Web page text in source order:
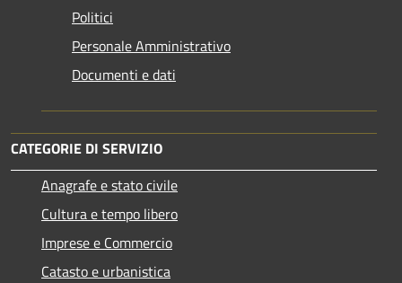
Politici
Personale Amministrativo
Documenti e dati
CATEGORIE DI SERVIZIO
Anagrafe e stato civile
Cultura e tempo libero
Imprese e Commercio
Catasto e urbanistica